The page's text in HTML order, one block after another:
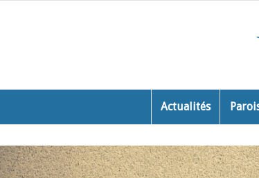
Actualités